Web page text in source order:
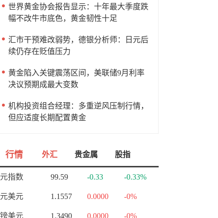
世界黄金协会报告显示：十年最大季度跌
幅不改牛市底色，黄金韧性十足
汇市干预难改弱势，德银分析师：日元后
续仍存在贬值压力
黄金陷入关键震荡区间，美联储9月利率
决议预期成最大变数
机构投资组合经理：多重逆风压制行情，
但应适度长期配置黄金
行情 外汇 贵金属 股指
指数 99.59 -0.33 -0.33%
美元 1.1557 0.0000 -0%
美元 1.3490 0.0000 -0%